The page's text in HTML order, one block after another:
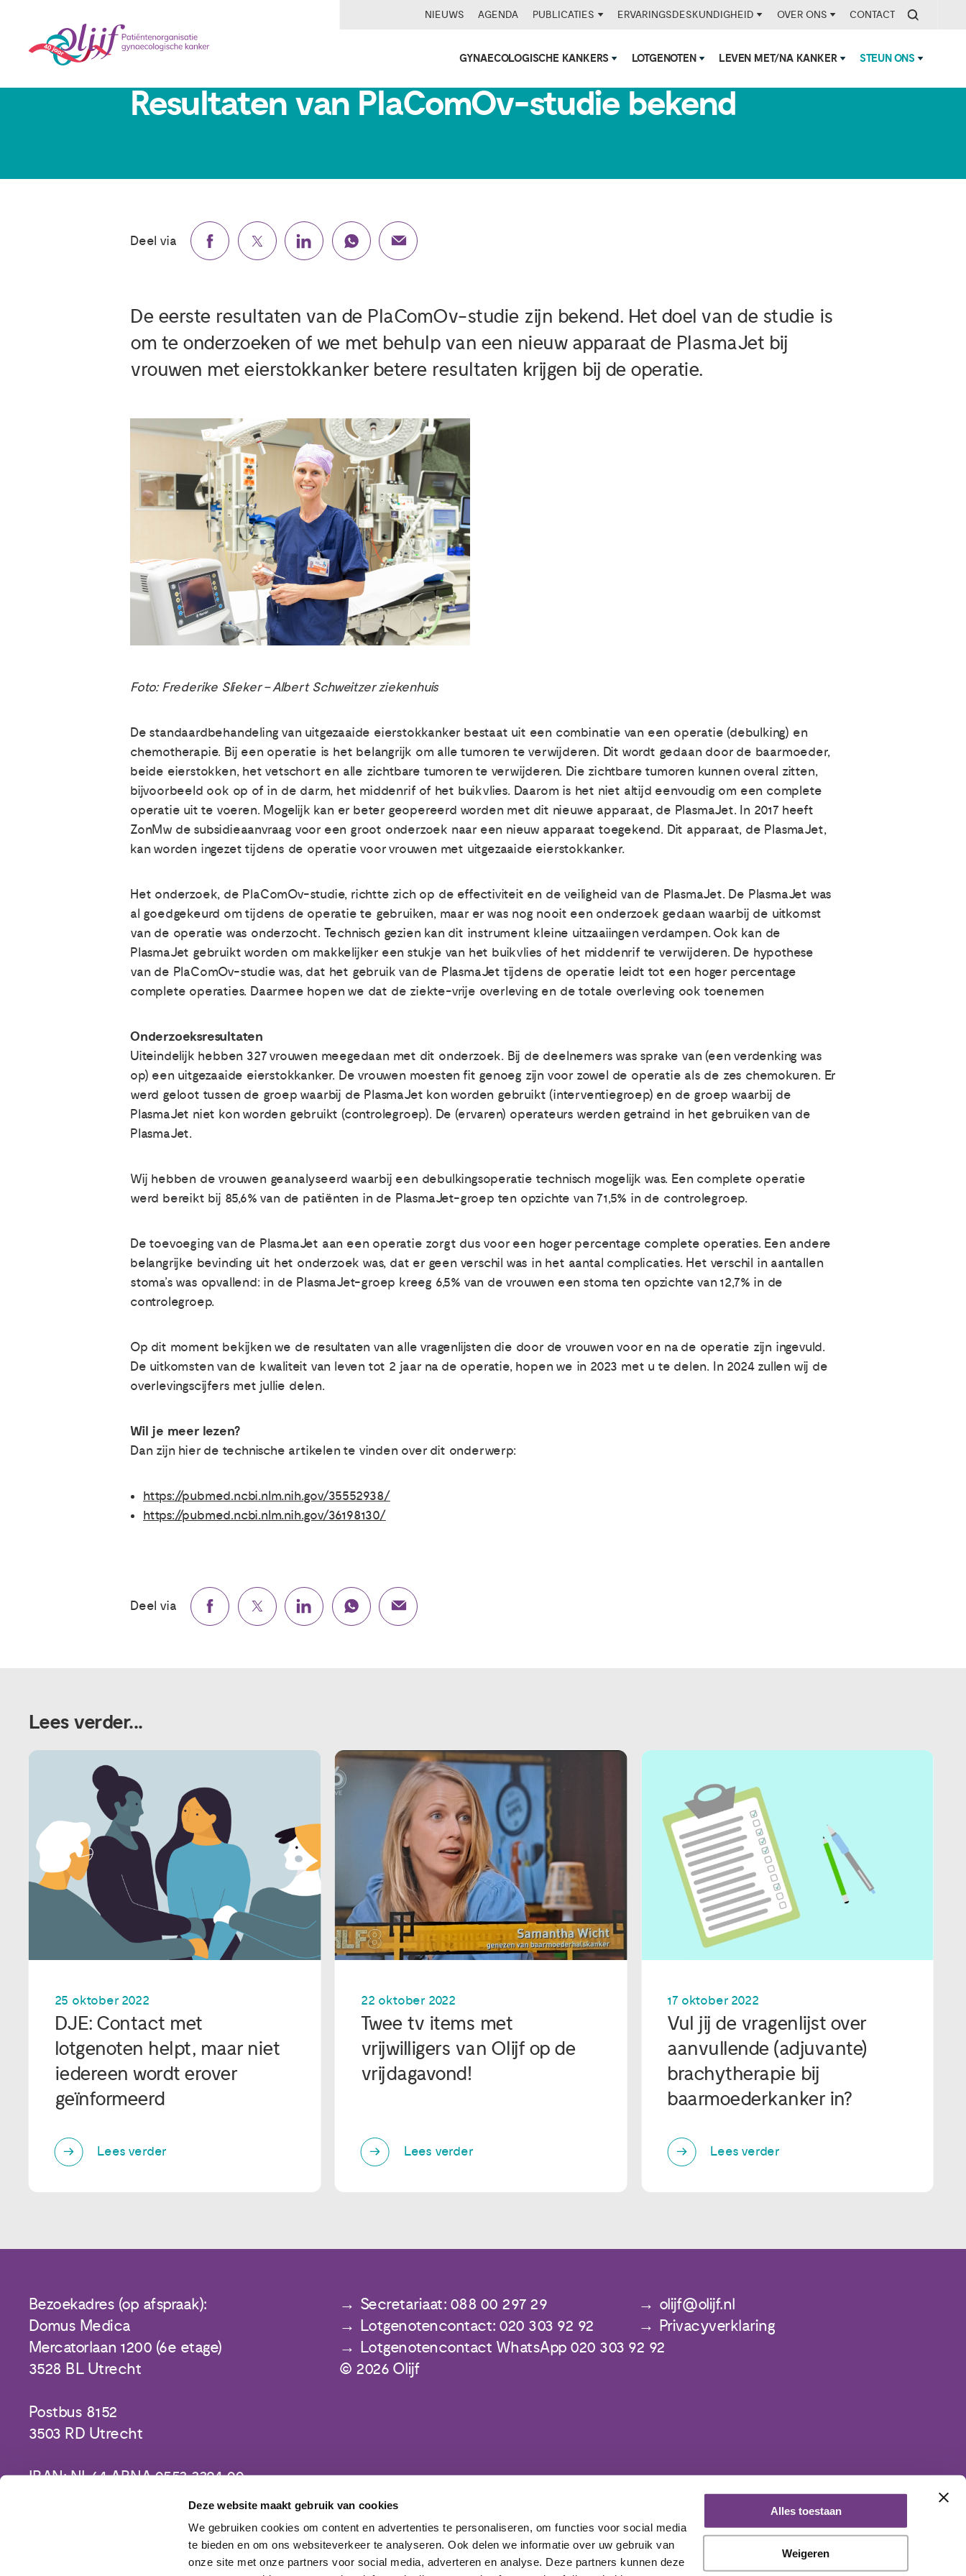
Deze website maakt gebruik van cookies
We gebruiken cookies om content en advertenties te personaliseren, om functies voor social media
te bieden en om ons websiteverkeer te analyseren. Ook delen we informatie over uw gebruik van
onze site met onze partners voor social media, adverteren en analyse. Deze partners kunnen deze
Alles toestaan
Weigeren
NIEUWS AGENDA PUBLICATIES ERVARINGSDESKUNDIGHEID OVER ONS CONTACT
GYNAECOLOGISCHE KANKERS LOTGENOTEN LEVEN MET/NA KANKER STEUN ONS
Resultaten van PlaComOv-studie bekend
Deel via
De eerste resultaten van de PlaComOv-studie zijn bekend. Het doel van de studie is
om te onderzoeken of we met behulp van een nieuw apparaat de PlasmaJet bij
vrouwen met eierstokkanker betere resultaten krijgen bij de operatie.
Foto: Frederike Slieker – Albert Schweitzer ziekenhuis
De standaardbehandeling van uitgezaaide eierstokkanker bestaat uit een combinatie van een operatie (debulking) en
chemotherapie. Bij een operatie is het belangrijk om alle tumoren te verwijderen. Dit wordt gedaan door de baarmoeder,
beide eierstokken, het vetschort en alle zichtbare tumoren te verwijderen. Die zichtbare tumoren kunnen overal zitten,
bijvoorbeeld ook op of in de darm, het middenrif of het buikvlies. Daarom is het niet altijd eenvoudig om een complete
operatie uit te voeren. Mogelijk kan er beter geopereerd worden met dit nieuwe apparaat, de PlasmaJet. In 2017 heeft
ZonMw de subsidieaanvraag voor een groot onderzoek naar een nieuw apparaat toegekend. Dit apparaat, de PlasmaJet,
kan worden ingezet tijdens de operatie voor vrouwen met uitgezaaide eierstokkanker.
Het onderzoek, de PlaComOv-studie, richtte zich op de effectiviteit en de veiligheid van de PlasmaJet. De PlasmaJet was
al goedgekeurd om tijdens de operatie te gebruiken, maar er was nog nooit een onderzoek gedaan waarbij de uitkomst
van de operatie was onderzocht. Technisch gezien kan dit instrument kleine uitzaaiingen verdampen. Ook kan de
PlasmaJet gebruikt worden om makkelijker een stukje van het buikvlies of het middenrif te verwijderen. De hypothese
van de PlaComOv-studie was, dat het gebruik van de PlasmaJet tijdens de operatie leidt tot een hoger percentage
complete operaties. Daarmee hopen we dat de ziekte-vrije overleving en de totale overleving ook toenemen
Onderzoeksresultaten
Uiteindelijk hebben 327 vrouwen meegedaan met dit onderzoek. Bij de deelnemers was sprake van (een verdenking was
op) een uitgezaaide eierstokkanker. De vrouwen moesten fit genoeg zijn voor zowel de operatie als de zes chemokuren. Er
werd geloot tussen de groep waarbij de PlasmaJet kon worden gebruikt (interventiegroep) en de groep waarbij de
PlasmaJet niet kon worden gebruikt (controlegroep). De (ervaren) operateurs werden getraind in het gebruiken van de
PlasmaJet.
Wij hebben de vrouwen geanalyseerd waarbij een debulkingsoperatie technisch mogelijk was. Een complete operatie
werd bereikt bij 85,6% van de patiënten in de PlasmaJet-groep ten opzichte van 71,5% in de controlegroep.
De toevoeging van de PlasmaJet aan een operatie zorgt dus voor een hoger percentage complete operaties. Een andere
belangrijke bevinding uit het onderzoek was, dat er geen verschil was in het aantal complicaties. Het verschil in aantallen
stoma’s was opvallend: in de PlasmaJet-groep kreeg 6,5% van de vrouwen een stoma ten opzichte van 12,7% in de
controlegroep.
Op dit moment bekijken we de resultaten van alle vragenlijsten die door de vrouwen voor en na de operatie zijn ingevuld.
De uitkomsten van de kwaliteit van leven tot 2 jaar na de operatie, hopen we in 2023 met u te delen. In 2024 zullen wij de
overlevingscijfers met jullie delen.
Wil je meer lezen?
Dan zijn hier de technische artikelen te vinden over dit onderwerp:
https://pubmed.ncbi.nlm.nih.gov/35552938/
https://pubmed.ncbi.nlm.nih.gov/36198130/
Deel via
Lees verder...
25 oktober 2022
DJE: Contact met
lotgenoten helpt, maar niet
iedereen wordt erover
geïnformeerd
Lees verder
22 oktober 2022
Twee tv items met
vrijwilligers van Olijf op de
vrijdagavond!
Lees verder
17 oktober 2022
Vul jij de vragenlijst over
aanvullende (adjuvante)
brachytherapie bij
baarmoederkanker in?
Lees verder
Bezoekadres (op afspraak):
Domus Medica
Mercatorlaan 1200 (6e etage)
3528 BL Utrecht
Postbus 8152
3503 RD Utrecht
IBAN: NL64 ABNA 0553 3394 00
Secretariaat: 088 00 297 29
olijf@olijf.nl
Lotgenotencontact: 020 303 92 92
Privacyverklaring
Lotgenotencontact WhatsApp 020 303 92 92
© 2026 Olijf
Meld je aan voor de nieuwsbrief